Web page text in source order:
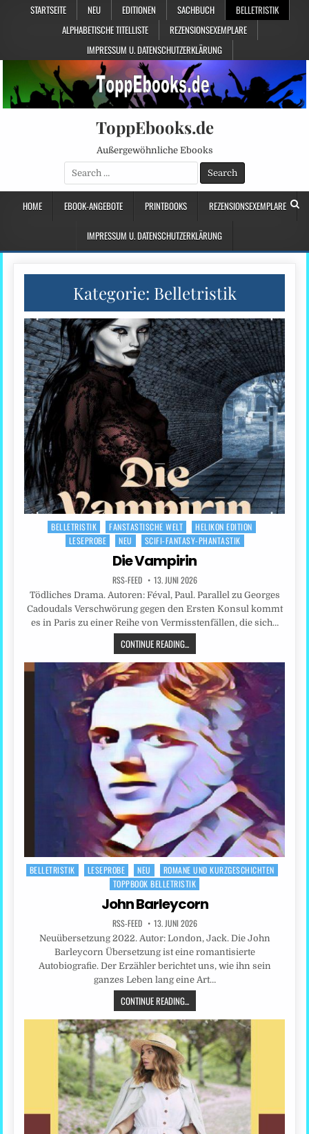
STARTSEITE NEU EDITIONEN SACHBUCH
BELLETRISTIK
ALPHABETISCHE TITELLISTE
REZENSIONSEXEMPLARE
IMPRESSUM U. DATENSCHUTZERKLÄRUNG
ToppEbooks.de
Außergewöhnliche Ebooks
Search
for:
HOME EBOOK-ANGEBOTE PRINTBOOKS REZENSIONSEXEMPLARE
IMPRESSUM U. DATENSCHUTZERKLÄRUNG
Kategorie: Belletristik
Posted
BELLETRISTIK FANSTASTISCHE WELT
HELIKON EDITION
LESEPROBE
NEU SCIFI-FANTASY-PHANTASTIK
Die Vampirin
RSS-FEED 13. JUNI 2026
Tödliches Drama. Autoren: Féval, Paul. Parallel zu Georges
Cadoudals Verschwörung gegen den Ersten Konsul kommt
es in Paris zu einer Reihe von Vermisstenfällen, die sich…
CONTINUE READING...
Posted
BELLETRISTIK LESEPROBE NEU
ROMANE UND KURZGESCHICHTEN
TOPPBOOK BELLETRISTIK
John Barleycorn
RSS-FEED 13. JUNI 2026
Neuübersetzung 2022. Autor: London, Jack. Die John
Barleycorn Übersetzung ist eine romantisierte
Autobiografie. Der Erzähler berichtet uns, wie ihn sein
ganzes Leben lang eine Art…
CONTINUE READING...